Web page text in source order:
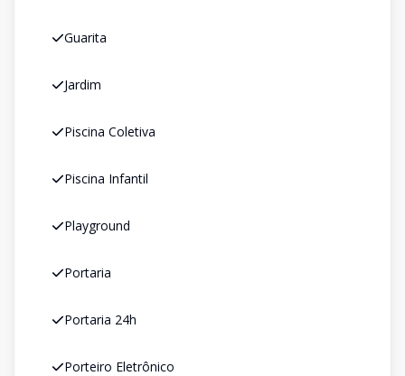
Guarita
Jardim
Piscina Coletiva
Piscina Infantil
Playground
Portaria
Portaria 24h
Porteiro Eletrônico